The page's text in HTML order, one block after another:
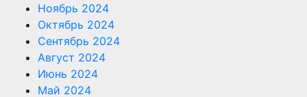
Ноябрь 2024
Октябрь 2024
Сентябрь 2024
Август 2024
Июнь 2024
Май 2024